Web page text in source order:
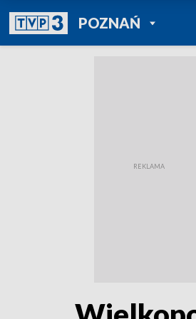
POZNAŃPOWRÓT DO
TVP REGIONY